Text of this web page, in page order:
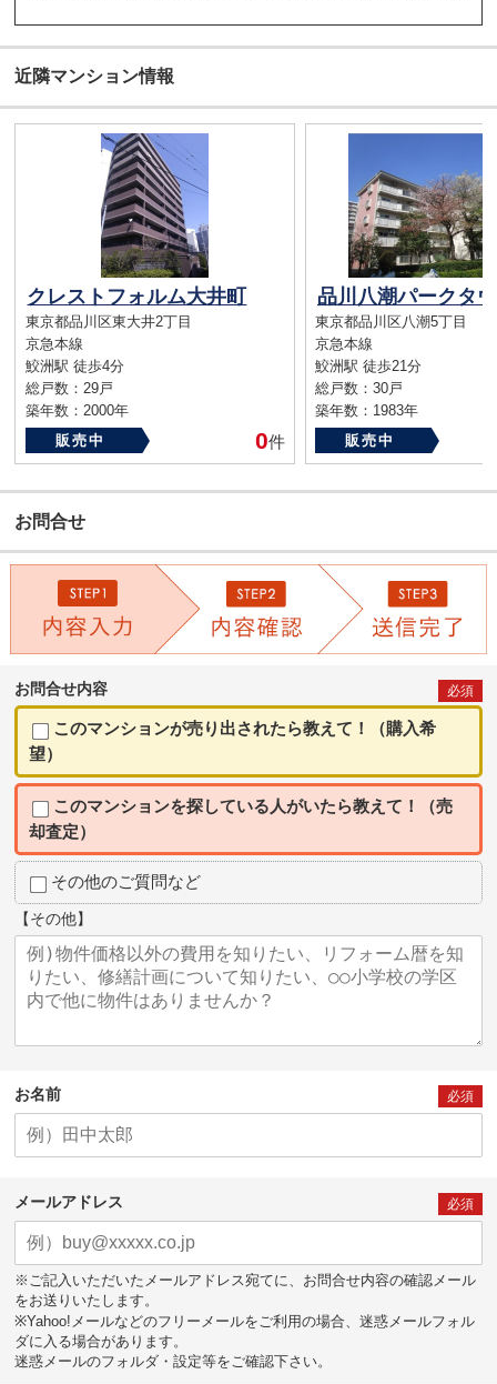
近隣マンション情報
クレストフォルム大井町
東京都品川区東大井2丁目
京急本線
鮫洲駅 徒歩4分
総戸数：29戸
築年数：2000年
販売中
0件
東京都品川区八潮5丁目
京急本線
鮫洲駅 徒歩21分
総戸数：30戸
築年数：1983年
販売中
お問合せ
お問合せ内容 必須
このマンションが売り出されたら教えて！（購入希
望）
このマンションを探している人がいたら教えて！（売
却査定）
その他のご質問など
【その他】
お名前 必須
メールアドレス 必須
※ご記入いただいたメールアドレス宛てに、お問合せ内容の確認メール
をお送りいたします。
※Yahoo!メールなどのフリーメールをご利用の場合、迷惑メールフォル
ダに入る場合があります。
迷惑メールのフォルダ・設定等をご確認下さい。